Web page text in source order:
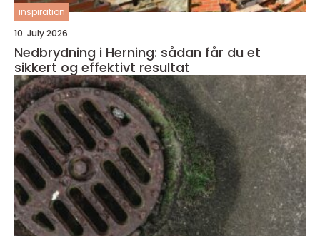
inspiration
10. July 2026
Nedbrydning i Herning: sådan får du et
sikkert og effektivt resultat